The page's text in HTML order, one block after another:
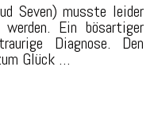
Seven) musste leider
Ein bösartiger
Diagnose. Den
Glück …